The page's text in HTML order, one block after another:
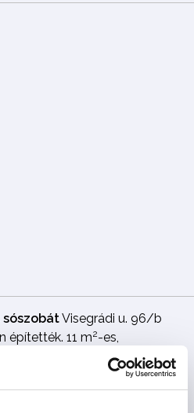
sószobátVisegrádi u. 96/b
építették. 11 m2-es,
ad lehetőséget, költsége